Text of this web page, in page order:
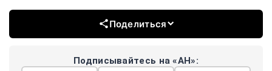
Поделиться
Подписывайтесь на «АН»: